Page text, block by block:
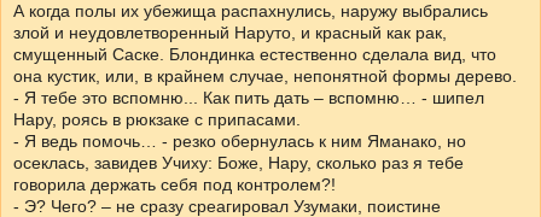
А когда полы их убежища распахнулись, наружу выбрались
злой и неудовлетворенный Наруто, и красный как рак,
смущенный Саске. Блондинка естественно сделала вид, что
она кустик, или, в крайнем случае, непонятной формы дерево.
- Я тебе это вспомню... Как пить дать – вспомню… - шипел
Нару, роясь в рюкзаке с припасами.
- Я ведь помочь… - резко обернулась к ним Яманако, но
осеклась, завидев Учиху: Боже, Нару, сколько раз я тебе
говорила держать себя под контролем?!
- Э? Чего? – не сразу среагировал Узумаки, поистине